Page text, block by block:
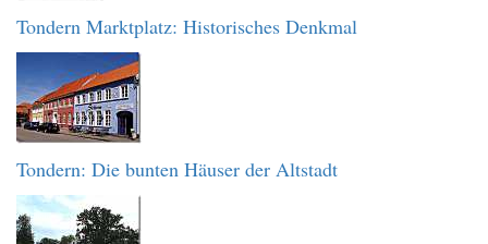
Tondern Marktplatz: Historisches Denkmal
Tondern: Die bunten Häuser der Altstadt